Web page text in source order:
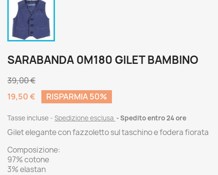
SARABANDA 0M180 GILET BAMBINO
39,00 €
19,50 €
RISPARMIA 50%
Tasse incluse Spedizione esclusa Spedito entro 24 ore
Gilet elegante con fazzoletto sul taschino e fodera fiorata
Composizione:
97% cotone
3% elastan